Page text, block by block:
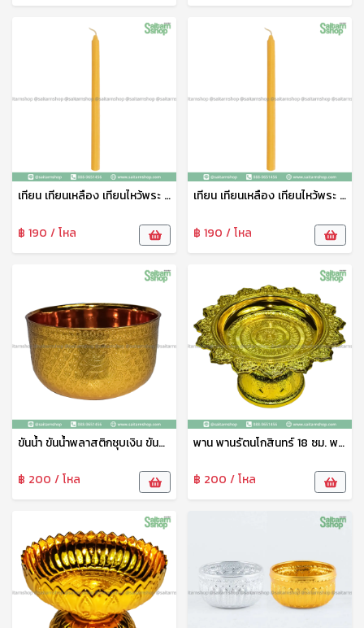
เทียน เทียนเหลือง เทียนไหว้พระ เทียนจุดบูชา เทียนไข เทียนสั้น ตราเพิ่มบุญนำโชค
฿ 190 / โหล
เทียน เทียนเหลือง เทียนไหว้พระ เทียนจุดบูชา เทียนไข เทียนยาว ตราเพิ่มบุญนำโชค
฿ 190 / โหล
ขันน้ำ ขันน้ำพลาสติกชุบเงิน ขันน้ำลายไทย ขันน้ำดื่ม ขันน้ำงานพิธี ขันน้ำสงกรานต์ ขันน้ำงานบุญ ขันเงิน ตราพระจันทร์
฿ 200 / โหล
พาน พานรัตนโกสินทร์ 18 ซม. พานเงิน พานวางพระ พานพิธี พานงานบุญ พานพลาสติก อย่างดี เกรดเอ ตราพระจันทร์
฿ 200 / โหล